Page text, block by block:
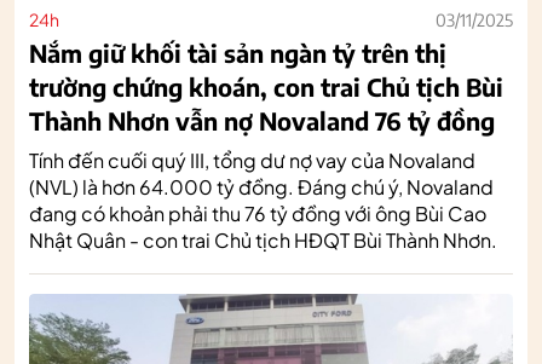
24h 03/11/2025
Nắm giữ khối tài sản ngàn tỷ trên thị
trường chứng khoán, con trai Chủ tịch Bùi
Thành Nhơn vẫn nợ Novaland 76 tỷ đồng
Tính đến cuối quý III, tổng dư nợ vay của Novaland
(NVL) là hơn 64.000 tỷ đồng. Đáng chú ý, Novaland
đang có khoản phải thu 76 tỷ đồng với ông Bùi Cao
Nhật Quân - con trai Chủ tịch HĐQT Bùi Thành Nhơn.